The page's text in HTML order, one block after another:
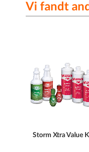
Vi fandt
Storm Xtra Value